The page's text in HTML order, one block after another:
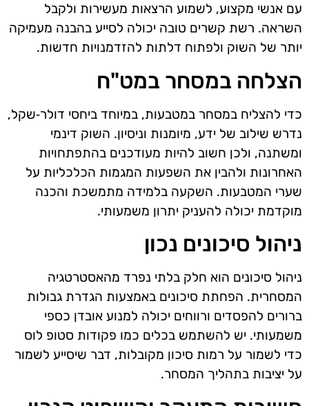
עם אנשי מקצוע, לשמוע הרצאות מעשירות ולקבל
השראה. רשת קשרים טובה יכולה לסייע בהבנה מעמיקה
יותר של השוק ולפתוח דלתות להזדמנויות חדשות.
הצלחה במסחר במט"ח
כדי להצליח במסחר במטבעות, במיוחד ביחסי דולר‑שקל,
נדרש שילוב של ידע, מיומנות וניסיון. השוק דינמי
ומשתנה, ולכן חשוב להיות מעודכנים בהתפתחויות
האחרונות ולהבין את השפעות המגמות הכלכליות על
שערי המטבעות. השקעה בלמידה מתמשכת והכנה
מוקדמת יכולה להעניק יתרון משמעותי.
ניהול סיכונים נכון
ניהול סיכונים הוא חלק בלתי נפרד מהאסטרטגיה
המסחרית. הפחתת סיכונים באמצעות הגדרת גבולות
ברורים להפסדים ורווחים יכולה למנוע אובדן כספי
משמעותי. יש להשתמש בכלים כמו פקודות סטופ לוס
כדי לשמור על רמות סיכון מקובלות, דבר שיסייע לשמור
על יציבות בתהליך המסחר.